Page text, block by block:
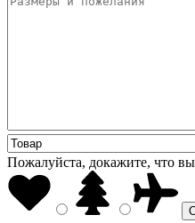
Пожалуйста, докажите, что